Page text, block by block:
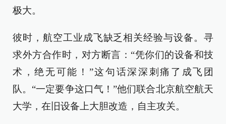
极大。
彼时，航空工业成飞缺乏相关经验与设备。寻
求外方合作时，对方断言：“凭你们的设备和技
术，绝无可能！”这句话深深刺痛了成飞团
队。“一定要争这口气！”他们联合北京航空航天
大学，在旧设备上大胆改造，自主攻关。